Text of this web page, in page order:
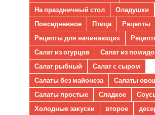
На праздничный стол
Оладушки
Повседневное
Птица
Рецепты
Рецепты для начинающих
Салат из огурцов
Салат из
Салат рыбный
Салат с сыром
Салаты без майонеза
Салаты
Салаты простые
Сладкое
Холодные закуски
второе